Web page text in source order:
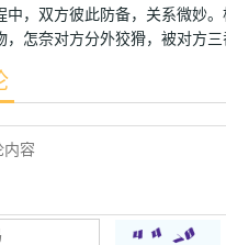
中，双方彼此防备，关系微妙
，怎奈对方分外狡猾，被对